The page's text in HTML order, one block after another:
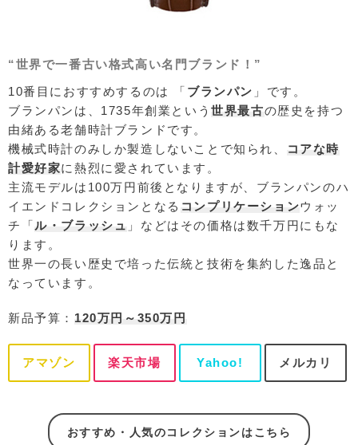
“世界で一番古い格式高い名門ブランド！”
10番目におすすめするのは 「 ブランパン 」です。
ブランパンは、1735年創業という世界最古の歴史を持つ
由緒ある老舗時計ブランドです。
機械式時計のみしか製造しないことで知られ、
コアな時
計愛好家に熱烈に愛されています。
主流モデルは100万円前後となりますが、ブランパンのハ
イエンドコレクションとなる コンプリケーションウォッ
チ「ル・ブラッシュ 」などはその価格は数千万円にもな
ります。
世界一の長い歴史で培った伝統と技術を集約した逸品と
なっています。
新品予算： 120万円～350万円
アマゾン 楽天市場 Yahoo! メルカリ
おすすめ・人気のコレクションはこちら